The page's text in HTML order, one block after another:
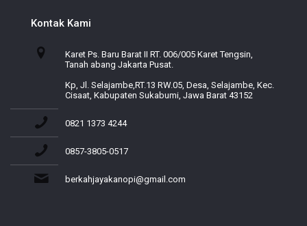
Kontak Kami
Karet Ps. Baru Barat II RT. 006/005 Karet Tengsin,
Tanah abang Jakarta Pusat.
Kp, Jl. Selajambe,RT.13 RW.05, Desa, Selajambe, Kec.
Cisaat, Kabupaten Sukabumi, Jawa Barat 43152
0821 1373 4244
0857-3805-0517
berkahjayakanopi@gmail.com